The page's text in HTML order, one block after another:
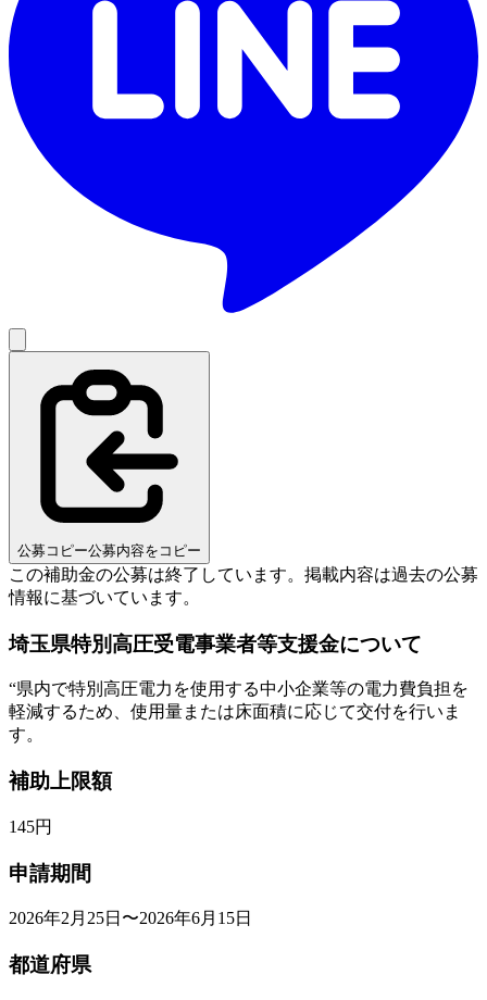
公募コピー公募内容をコピー
この補助金の公募は終了しています。 掲載内容は過去の公募
情報に基づいています。
埼玉県特別高圧受電事業者等支援金について
“県内で特別高圧電力を使用する中小企業等の電力費負担を
軽減するため、使用量または床面積に応じて交付を行いま
す。
補助上限額
145円
申請期間
2026年2月25日〜2026年6月15日
都道府県